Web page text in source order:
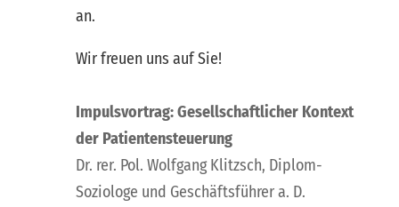
an.
Wir freuen uns auf Sie!
Impulsvortrag: Gesellschaftlicher Kontext
der Patientensteuerung
Dr. rer. Pol. Wolfgang Klitzsch, Diplom-
Soziologe und Geschäftsführer a. D.